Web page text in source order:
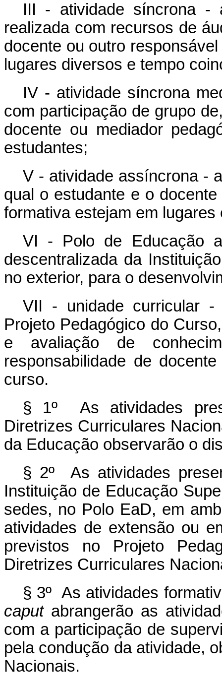
III - atividade síncrona -
realizada com recursos de
docente ou outro
lugares diversos e tempo
IV - atividade síncrona
com participação de grupo
docente ou mediador
estudantes;
V - atividade assíncrona -
qual o estudante e o
formativa estejam em
VI - Polo de Educação
descentralizada da
no exterior, para o
VII - unidade curricular -
Projeto Pedagógico do
e avaliação de
responsabilidade de
curso.
§ 1º As atividades
Diretrizes Curriculares
da Educação observarão o
§ 2º As atividades
Instituição de Educação
sedes, no Polo EaD, em
atividades de extensão ou
previstos no Projeto
Diretrizes Curriculares
§ 3º As atividades
caputabrangerão as
com a participação de
pela condução da atividade,
Nacionais.